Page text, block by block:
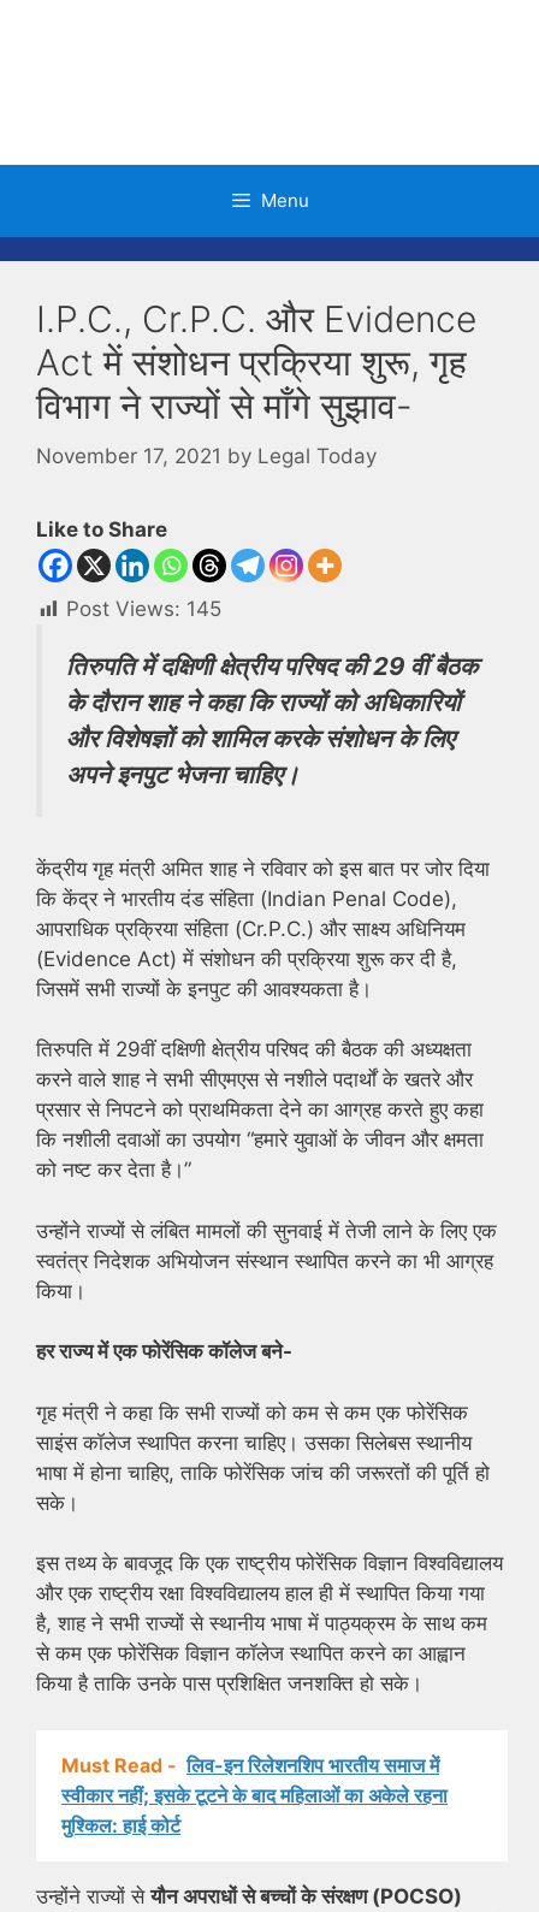
Menu
I.P.C., Cr.P.C. और Evidence
Act में संशोधन प्रक्रिया शुरू, गृह
विभाग ने राज्यों से माँगे सुझाव-
November 17, 2021 by Legal Today
Like to Share
Post Views: 145
तिरुपति में दक्षिणी क्षेत्रीय परिषद की 29 वीं बैठक
के दौरान शाह ने कहा कि राज्यों को अधिकारियों
और विशेषज्ञों को शामिल करके संशोधन के लिए
अपने इनपुट भेजना चाहिए।
केंद्रीय गृह मंत्री अमित शाह ने रविवार को इस बात पर जोर दिया
कि केंद्र ने भारतीय दंड संहिता (Indian Penal Code),
आपराधिक प्रक्रिया संहिता (Cr.P.C.) और साक्ष्य अधिनियम
(Evidence Act) में संशोधन की प्रक्रिया शुरू कर दी है,
जिसमें सभी राज्यों के इनपुट की आवश्यकता है।
तिरुपति में 29वीं दक्षिणी क्षेत्रीय परिषद की बैठक की अध्यक्षता
करने वाले शाह ने सभी सीएमएस से नशीले पदार्थों के खतरे और
प्रसार से निपटने को प्राथमिकता देने का आग्रह करते हुए कहा
कि नशीली दवाओं का उपयोग “हमारे युवाओं के जीवन और क्षमता
को नष्ट कर देता है।”
उन्होंने राज्यों से लंबित मामलों की सुनवाई में तेजी लाने के लिए एक
स्वतंत्र निदेशक अभियोजन संस्थान स्थापित करने का भी आग्रह
किया।
हर राज्य में एक फोरेंसिक कॉलेज बने-
गृह मंत्री ने कहा कि सभी राज्यों को कम से कम एक फोरेंसिक
साइंस कॉलेज स्थापित करना चाहिए। उसका सिलेबस स्थानीय
भाषा में होना चाहिए, ताकि फोरेंसिक जांच की जरूरतों की पूर्ति हो
सके।
इस तथ्य के बावजूद कि एक राष्ट्रीय फोरेंसिक विज्ञान विश्वविद्यालय
और एक राष्ट्रीय रक्षा विश्वविद्यालय हाल ही में स्थापित किया गया
है, शाह ने सभी राज्यों से स्थानीय भाषा में पाठ्यक्रम के साथ कम
से कम एक फोरेंसिक विज्ञान कॉलेज स्थापित करने का आह्वान
किया है ताकि उनके पास प्रशिक्षित जनशक्ति हो सके।
Must Read - लिव-इन रिलेशनशिप भारतीय समाज में
स्वीकार नहीं; इसके टूटने के बाद महिलाओं का अकेले रहना
मुश्किल: हाई कोर्ट
उन्होंने राज्यों सेयौन अपराधों से बच्चों के संरक्षण (POCSO)